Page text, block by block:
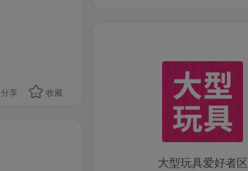
分享 收藏
大型玩具爱好者区